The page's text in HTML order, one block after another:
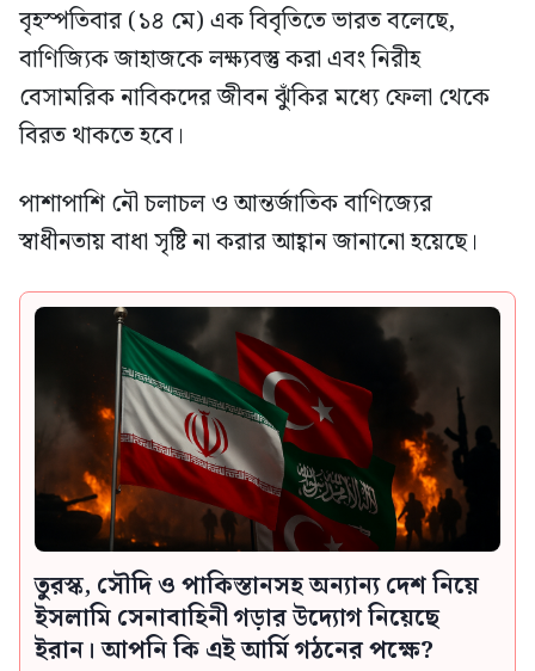
বৃহস্পতিবার (১৪ মে) এক বিবৃতিতে ভারত বলেছে,
বাণিজ্যিক জাহাজকে লক্ষ্যবস্তু করা এবং নিরীহ
বেসামরিক নাবিকদের জীবন ঝুঁকির মধ্যে ফেলা থেকে
বিরত থাকতে হবে।
পাশাপাশি নৌ চলাচল ও আন্তর্জাতিক বাণিজ্যের
স্বাধীনতায় বাধা সৃষ্টি না করার আহ্বান জানানো হয়েছে।
তুরস্ক, সৌদি ও পাকিস্তানসহ অন্যান্য দেশ নিয়ে
ইসলামি সেনাবাহিনী গড়ার উদ্যোগ নিয়েছে
ইরান। আপনি কি এই আর্মি গঠনের পক্ষে?